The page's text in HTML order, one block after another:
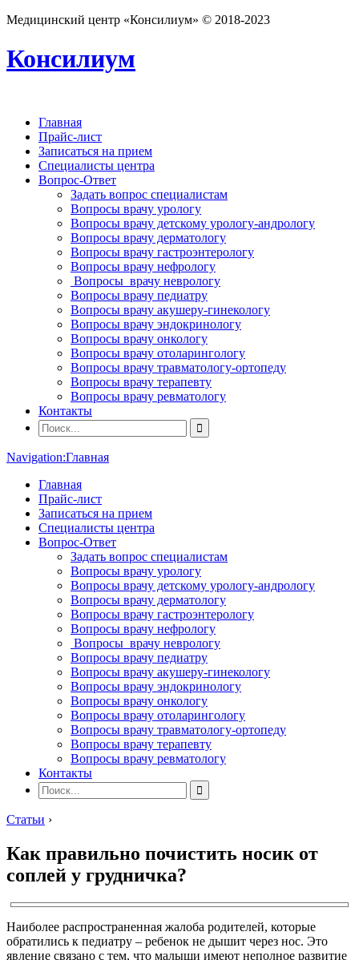
Медицинский центр «Консилиум» © 2018-2023
Консилиум
Главная
Прайс-лист
Записаться на прием
Специалисты центра
Вопрос-Ответ
Задать вопрос специалистам
Вопросы врачу урологу
Вопросы врачу детскому урологу-андрологу
Вопросы врачу дерматологу
Вопросы врачу гастроэнтерологу
Вопросы врачу нефрологу
Вопросы врачу неврологу
Вопросы врачу педиатру
Вопросы врачу акушеру-гинекологу
Вопросы врачу эндокринологу
Вопросы врачу онкологу
Вопросы врачу отоларингологу
Вопросы врачу травматологу-ортопеду
Вопросы врачу терапевту
Вопросы врачу ревматологу
Контакты
Navigation:Главная
Главная
Прайс-лист
Записаться на прием
Специалисты центра
Вопрос-Ответ
Задать вопрос специалистам
Вопросы врачу урологу
Вопросы врачу детскому урологу-андрологу
Вопросы врачу дерматологу
Вопросы врачу гастроэнтерологу
Вопросы врачу нефрологу
Вопросы врачу неврологу
Вопросы врачу педиатру
Вопросы врачу акушеру-гинекологу
Вопросы врачу эндокринологу
Вопросы врачу онкологу
Вопросы врачу отоларингологу
Вопросы врачу травматологу-ортопеду
Вопросы врачу терапевту
Вопросы врачу ревматологу
Контакты
Статьи ›
Как правильно почистить носик от
соплей у грудничка?
Наиболее распространенная жалоба родителей, которые
обратились к педиатру – ребенок не дышит через нос. Это
явление связано с тем, что малыши имеют неполное развитие